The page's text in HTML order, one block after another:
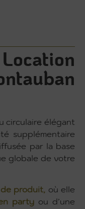
circulaire élégant
supplémentaire
par la base
globale de votre
de produit, où elle
partyou d’une